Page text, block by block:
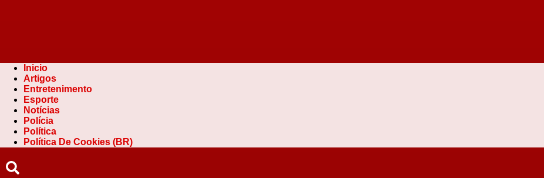
Inicio
Artigos
Entretenimento
Esporte
Notícias
Polícia
Política
Política De Cookies (BR)